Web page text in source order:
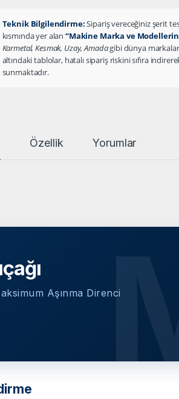
Teknik Bilgilendirme:Sipariş vereceğiniz şerit
kısmında yer alan “Makine Marka ve
Karmetal, Kesmak, Uzay, Amadagibi dünya
altındaki tablolar, hatalı sipariş riskini sıfıra
sunmaktadır.
Özellik Yorumlar
Aşınma Direnci